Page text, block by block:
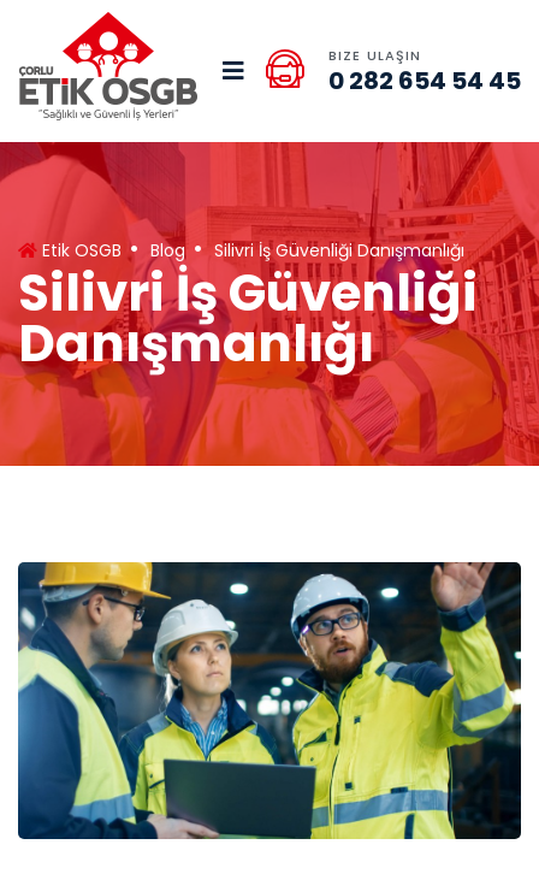
BIZE ULAŞIN
0 282 654 54 45
Etik OSGB Blog Silivri İş Güvenliği Danışmanlığı
Silivri İş Güvenliği
Danışmanlığı